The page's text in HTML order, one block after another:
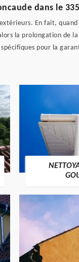
dans le
En fait,
la prolongation de
pour la